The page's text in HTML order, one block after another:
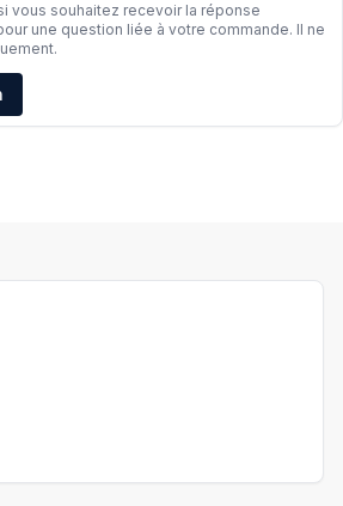
vous souhaitez recevoir la réponse
une question liée à votre commande. Il ne